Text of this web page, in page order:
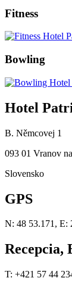
Fitness
Bowling
Hotel
B. Němcovej 1
093 01 Vranov
Slovensko
GPS
N: 48 53.171, E:
Recepcia,
T: +421 57 44